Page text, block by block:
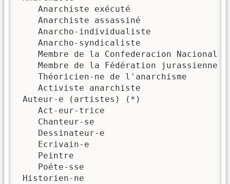
    Anarchiste exécuté
    Anarchiste assassiné
    Anarcho-individualiste
    Anarcho-syndicaliste
Membre de la Confederacion Nacional
    Membre de la Fédération jurassienne
    Théoricien-ne de l'anarchisme
    Activiste anarchiste
Auteur-e (artistes) (*)
    Act-eur-trice
    Chanteur-se
    Dessinateur-e
    Ecrivain-e
    Peintre
    Poéte-sse
Historien-ne